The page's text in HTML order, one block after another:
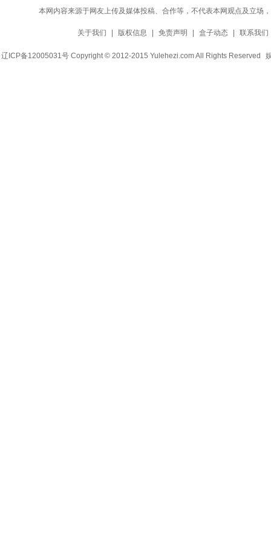
本网内容来源于网友上传及媒体投稿、合作等，不代表本网观点及立场
关于我们 版权信息 免责声明 盒子动态 联系我们
辽ICP备12005031号 Copyright © 2012-2015 Yulehezi.com All Rights Reserved